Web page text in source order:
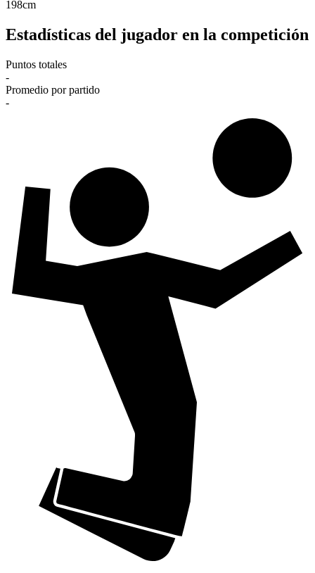
198cm
Estadísticas del jugador en la competición
Puntos totales
-
Promedio por partido
-